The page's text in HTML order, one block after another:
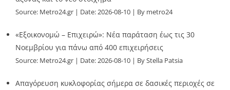
Source: Metro24.gr Date: 2026-08-10 By metro24
«Εξοικονομώ – Επιχειρώ»: Νέα παράταση έως τις 30
Νοεμβρίου για πάνω από 400 επιχειρήσεις
Source: Metro24.gr Date: 2026-08-10 By Stella Patsia
Απαγόρευση κυκλοφορίας σήμερα σε δασικές περιοχές σε